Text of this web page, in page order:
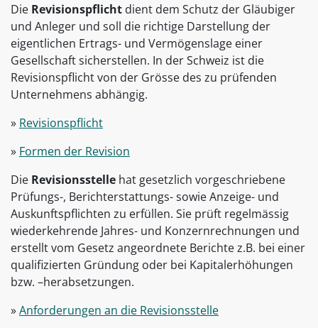
Die Revisionspflicht dient dem Schutz der Gläubiger
und Anleger und soll die richtige Darstellung der
eigentlichen Ertrags- und Vermögenslage einer
Gesellschaft sicherstellen. In der Schweiz ist die
Revisionspflicht von der Grösse des zu prüfenden
Unternehmens abhängig.
» Revisionspflicht
» Formen der Revision
Die Revisionsstelle hat gesetzlich vorgeschriebene
Prüfungs-, Berichterstattungs- sowie Anzeige- und
Auskunftspflichten zu erfüllen. Sie prüft regelmässig
wiederkehrende Jahres- und Konzernrechnungen und
erstellt vom Gesetz angeordnete Berichte z.B. bei einer
qualifizierten Gründung oder bei Kapitalerhöhungen
bzw. –herabsetzungen.
»Anforderungen an die Revisionsstelle